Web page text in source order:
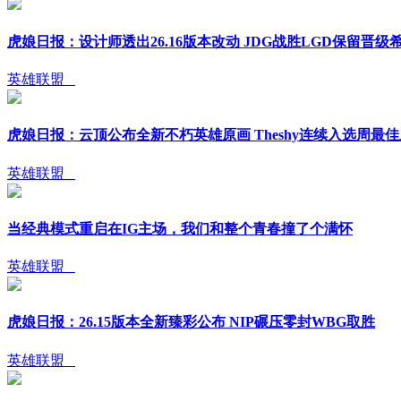
虎娘日报：设计师透出26.16版本改动 JDG战胜LGD保留晋级
英雄联盟
虎娘日报：云顶公布全新不朽英雄原画 Theshy连续入选周最
英雄联盟
当经典模式重启在IG主场，我们和整个青春撞了个满怀
英雄联盟
虎娘日报：26.15版本全新臻彩公布 NIP碾压零封WBG取胜
英雄联盟